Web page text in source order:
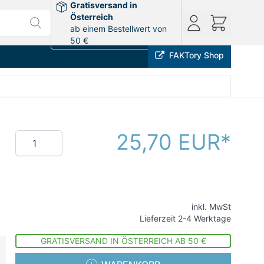
Gratisversand in
Österreich
ab einem Bestellwert von
50 €
FAKTory Shop
Menge 25,70 EUR
inkl. MwSt
Lieferzeit 2-4 Werktage
GRATISVERSAND IN ÖSTERREICH AB 50 €